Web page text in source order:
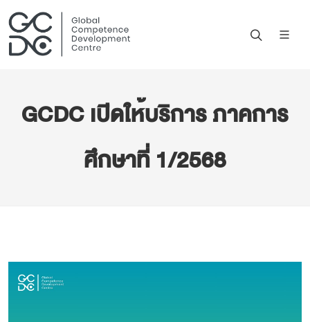
GCDC เปิดให้บริการ ภาคการ
ศึกษาที่ 1/2568